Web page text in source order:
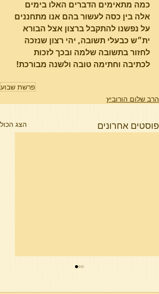
כמה מתאימים הדברים האלו בימים
אלה בין כסה לעשור בהם אנו מתחננים
על נפשנו להתקבל ברצון אצל הבורא
ית״ש כבעלי תשובה, יהי רצון שנזכה
לחזור בתשובה שלמה ובכך לזכות
לכתיבה וחתימה טובה ולשנה מבורכת!
פרשת שבוע
הרב שלום הורוביץ
פוסטים אחרונים הצג הכול